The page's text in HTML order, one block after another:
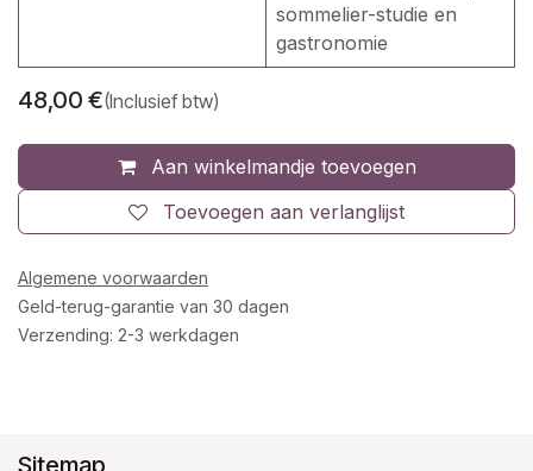
sommelier-studie en
gastronomie
48,00 €(Inclusief btw)
Aan winkelmandje toevoegen
Toevoegen aan verlanglijst
Algemene voorwaarden
Geld-terug-garantie van 30 dagen
Verzending: 2-3 werkdagen
Sitemap